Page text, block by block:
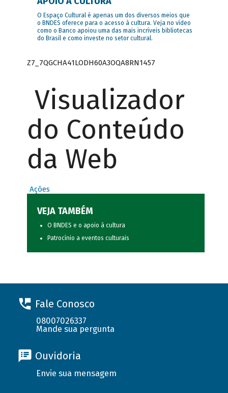
O Espaço Cultural é apenas um dos diversos meios que
o BNDES oferece para o acesso à cultura. Veja no vídeo
como o Banco apoiou uma das mais incríveis bibliotecas
do Brasil e como investe no setor cultural.
Z7_7QGCHA41LODH60A3OQA8RN1457
Visualizador
do Conteúdo
da Web
Ações
VEJA TAMBÉM
O BNDES e o apoio à cultura
Patrocínio a eventos culturais
Fale Conosco
08007026337
Mande sua pergunta
Ouvidoria
Envie sua mensagem